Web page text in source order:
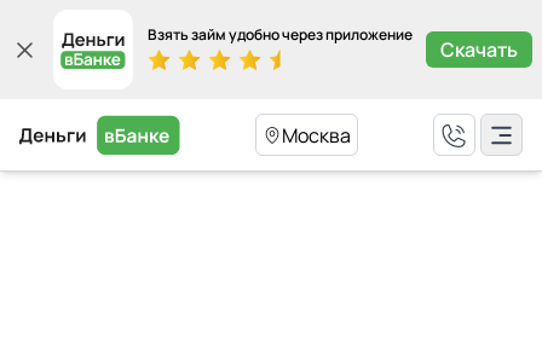
Взять займ удобно через приложение
Скачать
Москва